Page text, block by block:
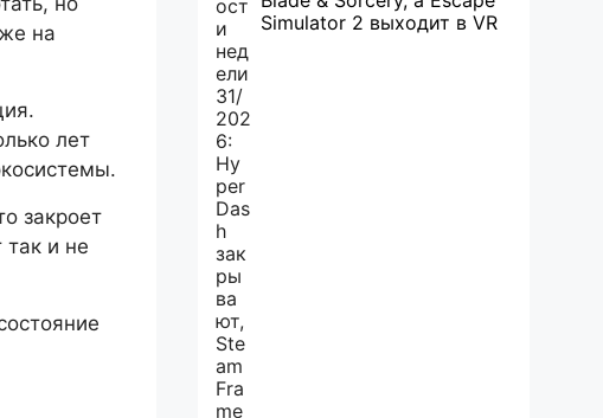
на
лет
закроет
и не
Simulator 2 выходит в VR